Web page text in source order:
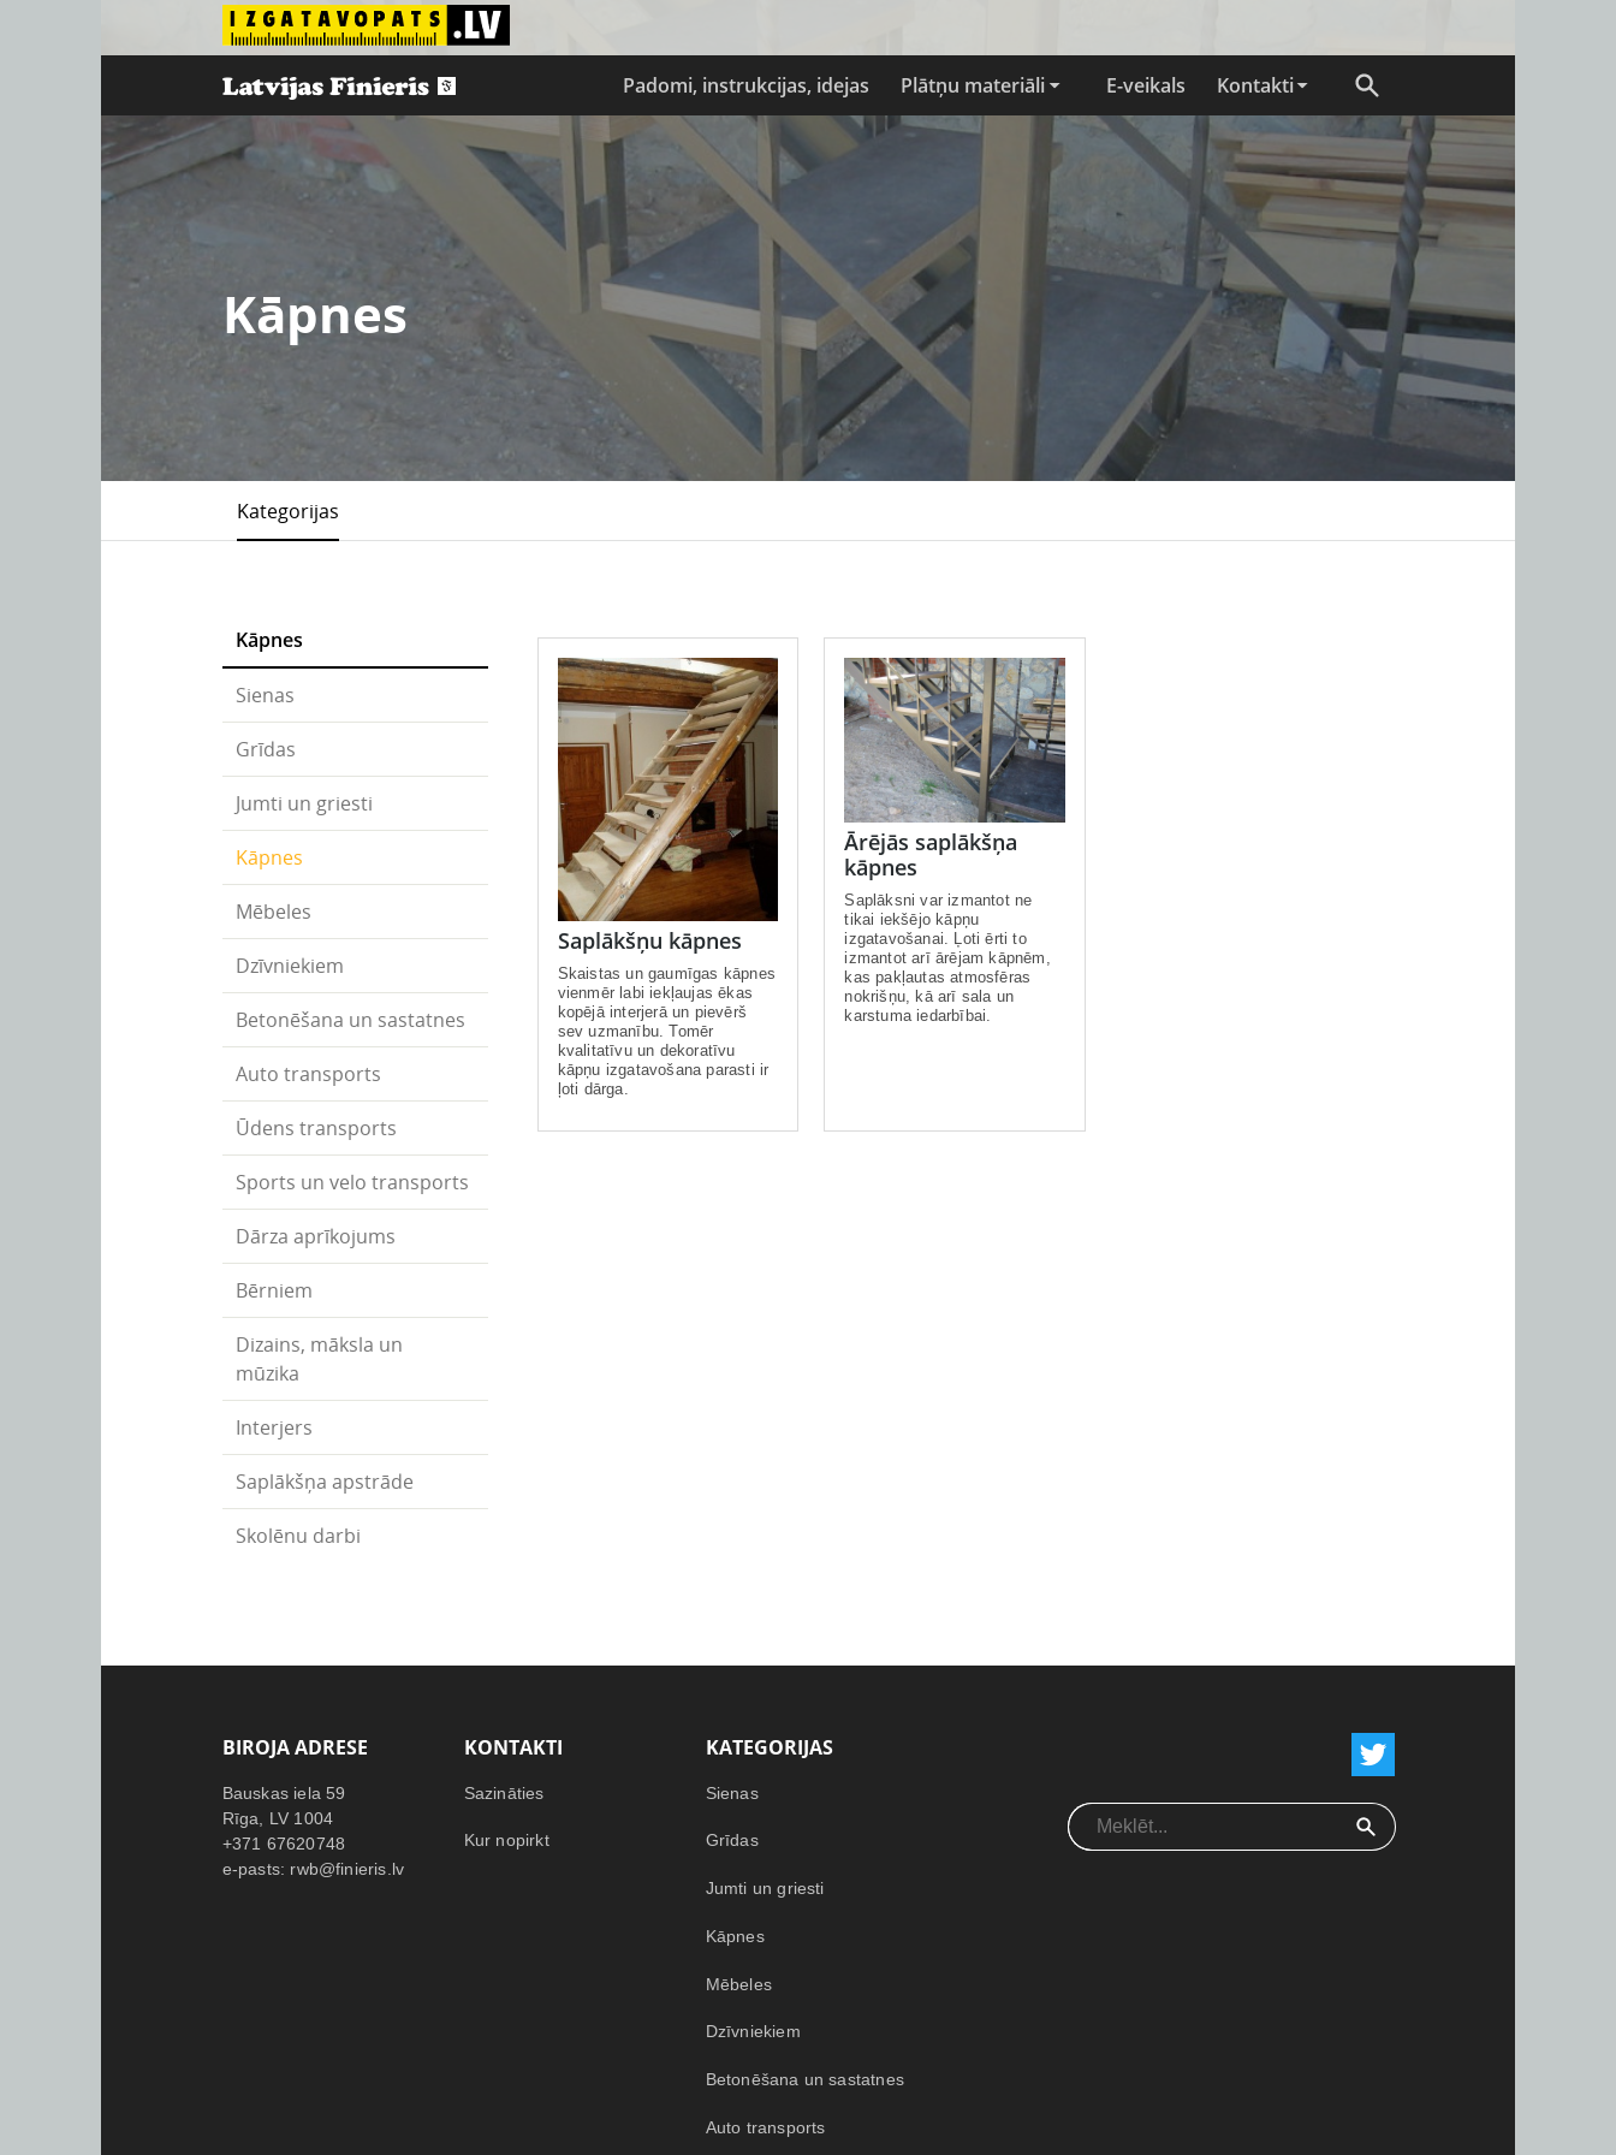
Padomi, instrukcijas, idejas Plātņu materiāli
Bērza saplāksnis
Saplāksnis pēc pielietojuma
E-veikals Kontakti
Sazināties
Kur nopirkt
Kāpnes
Kategorijas
Kāpnes
Sienas
Grīdas
Jumti un griesti
Kāpnes
Mēbeles
Dzīvniekiem
Betonēšana un sastatnes
Auto transports
Ūdens transports
Sports un velo transports
Dārza aprīkojums
Bērniem
Dizains, māksla un
mūzika
Interjers
Saplākšņa apstrāde
Skolēnu darbi
Saplākšņu kāpnes
Skaistas un gaumīgas kāpnes
vienmēr labi iekļaujas ēkas
kopējā interjerā un pievērš
sev uzmanību. Tomēr
kvalitatīvu un dekoratīvu
kāpņu izgatavošana parasti ir
ļoti dārga.
Ārējās saplākšņa
kāpnes
Saplāksni var izmantot ne
tikai iekšējo kāpņu
izgatavošanai. Ļoti ērti to
izmantot arī ārējam kāpnēm,
kas pakļautas atmosfēras
nokrišņu, kā arī sala un
karstuma iedarbībai.
BIROJA ADRESE
Bauskas iela 59
Rīga, LV 1004
+371 67620748
e-pasts: rwb@finieris.lv
KONTAKTI
Sazināties
Kur nopirkt
KATEGORIJAS
Sienas
Grīdas
Jumti un griesti
Kāpnes
Mēbeles
Dzīvniekiem
Betonēšana un sastatnes
Auto transports